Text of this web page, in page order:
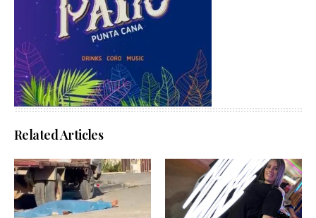
Related Articles